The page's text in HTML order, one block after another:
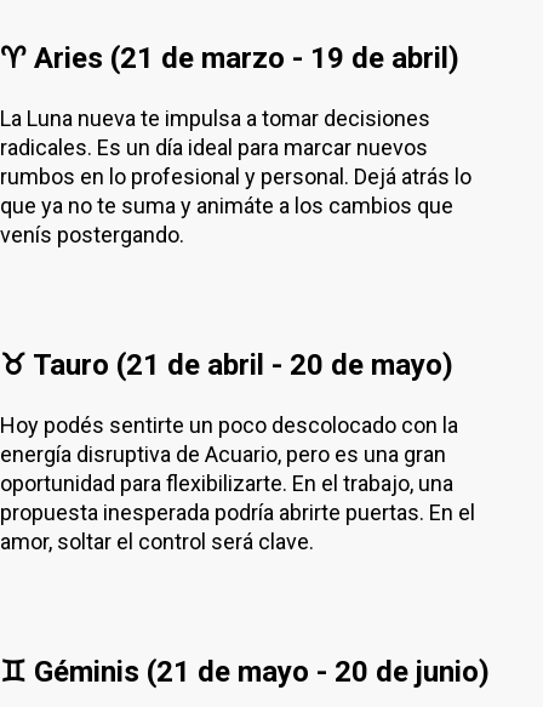
♈ Aries (21 de marzo - 19 de abril)
La Luna nueva te impulsa a tomar decisiones
radicales. Es un día ideal para marcar nuevos
rumbos en lo profesional y personal. Dejá atrás lo
que ya no te suma y animáte a los cambios que
venís postergando.
♉ Tauro (21 de abril - 20 de mayo)
Hoy podés sentirte un poco descolocado con la
energía disruptiva de Acuario, pero es una gran
oportunidad para flexibilizarte. En el trabajo, una
propuesta inesperada podría abrirte puertas. En el
amor, soltar el control será clave.
♊ Géminis (21 de mayo - 20 de junio)